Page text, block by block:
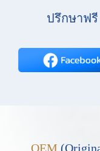
ปรึกษาฟรี
OEM